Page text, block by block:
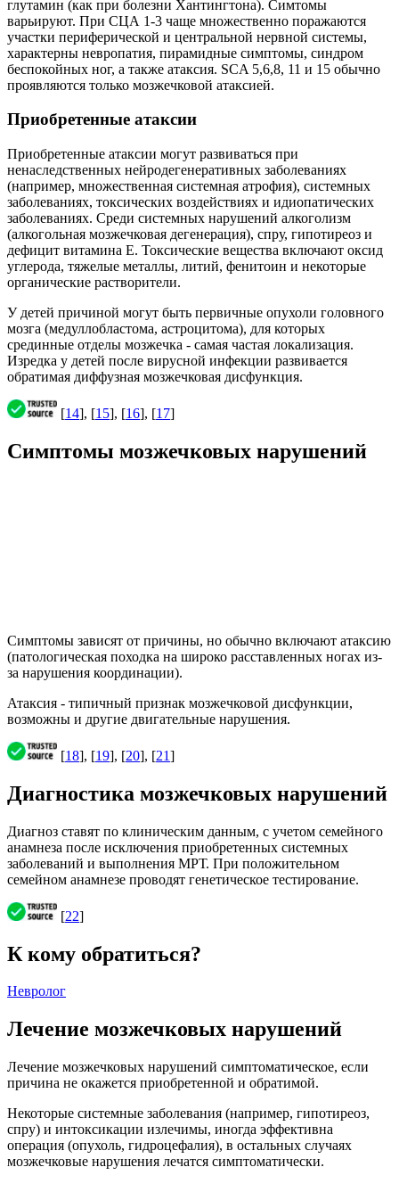
глутамин (как при болезни Хантингтона). Симтомы
варьируют. При СЦА 1-3 чаще множественно поражаются
участки периферической и центральной нервной системы,
характерны невропатия, пирамидные симптомы, синдром
беспокойных ног, а также атаксия. SCA 5,6,8, 11 и 15 обычно
проявляются только мозжечковой атаксией.
Приобретенные атаксии
Приобретенные атаксии могут развиваться при
ненаследственных нейродегенеративных заболеваниях
(например, множественная системная атрофия), системных
заболеваниях, токсических воздействиях и идиопатических
заболеваниях. Среди системных нарушений алкоголизм
(алкогольная мозжечковая дегенерация), спру, гипотиреоз и
дефицит витамина Е. Токсические вещества включают оксид
углерода, тяжелые металлы, литий, фенитоин и некоторые
органические растворители.
У детей причиной могут быть первичные опухоли головного
мозга (медуллобластома, астроцитома), для которых
срединные отделы мозжечка - самая частая локализация.
Изредка у детей после вирусной инфекции развивается
обратимая диффузная мозжечковая дисфункция.
[14], [15], [16], [17]
Симптомы мозжечковых нарушений
Симптомы зависят от причины, но обычно включают атаксию
(патологическая походка на широко расставленных ногах из-
за нарушения координации).
Атаксия - типичный признак мозжечковой дисфункции,
возможны и другие двигательные нарушения.
[18], [19], [20], [21]
Диагностика мозжечковых нарушений
Диагноз ставят по клиническим данным, с учетом семейного
анамнеза после исключения приобретенных системных
заболеваний и выполнения МРТ. При положительном
семейном анамнезе проводят генетическое тестирование.
[22]
К кому обратиться?
Невролог
Лечение мозжечковых нарушений
Лечение мозжечковых нарушений симптоматическое, если
причина не окажется приобретенной и обратимой.
Некоторые системные заболевания (например, гипотиреоз,
спру) и интоксикации излечимы, иногда эффективна
операция (опухоль, гидроцефалия), в остальных случаях
мозжечковые нарушения лечатся симптоматически.